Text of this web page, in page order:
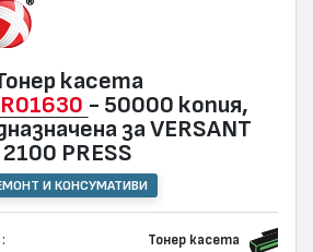
касета
- 50000 копия,
за VERSANT
2100 PRESS
И КОНСУМАТИВИ
Тонер касета